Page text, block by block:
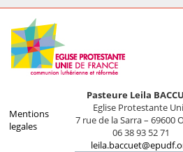
Mentions
legales
Pasteure Leila
Eglise Protestante
7 rue de la Sarra – 69600
06 38 93 52 71